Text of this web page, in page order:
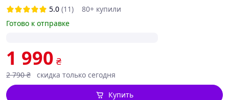
5.0 (11)
80+ купили
Готово к отправке
1 990 ₴
2 790 ₴ скидка только сегодня
Купить